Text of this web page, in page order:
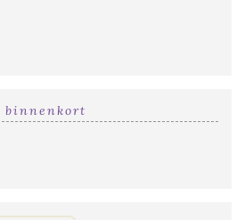
binnenkort